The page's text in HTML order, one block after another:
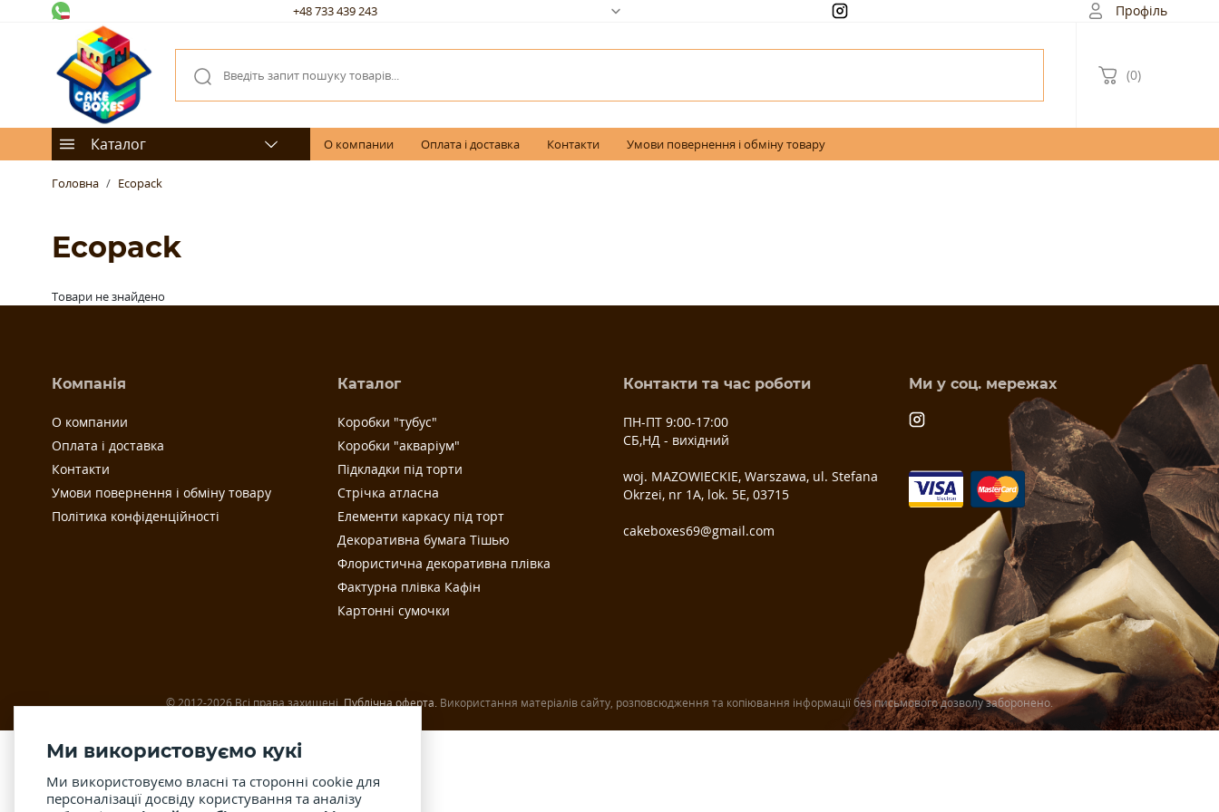
+48 733 439 243 Профіль
(0)
Каталог О компании Оплата і доставка Контакти Умови повернення і обміну товару
Головна Ecopack
Ecopack
Товари не знайдено
Компанія
О компании
Оплата і доставка
Контакти
Умови повернення і обміну товару
Політика конфіденційності
Каталог
Коробки "тубус"
Коробки "акваріум"
Підкладки під торти
Стрічка атласна
Елементи каркасу під торт
Декоративна бумага Тішью
Флористична декоративна плівка
Фактурна плівка Кафін
Картонні сумочки
Контакти та час роботи
ПН-ПТ 9:00-17:00
СБ,НД - вихідний
woj. MAZOWIECKIE, Warszawa, ul. Stefana
Okrzei, nr 1A, lok. 5E, 03­715
cakeboxes69@gmail.com
Ми у соц. мережах
© 2012-2026 Всі права захищені.Публічна оферта. Використання матеріалів сайту, розповсюдження та копіювання інформації без письмового дозволу заборонено.
Ми використовуємо кукі
Ми використовуємо власні та сторонні cookie для
персоналізації досвіду користування та аналізу